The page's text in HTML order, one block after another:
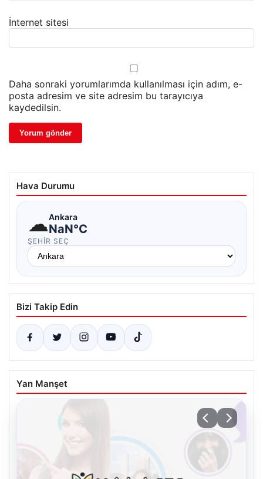
İnternet sitesi
Daha sonraki yorumlarımda kullanılması için adım, e-
posta adresim ve site adresim bu tarayıcıya
kaydedilsin.
Hava Durumu
☁Ankara
NaN°C
ŞEHIR SEÇ
Bizi Takip Edin
Yan Manşet